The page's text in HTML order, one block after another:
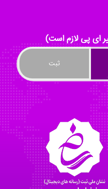
Radman Amini
Mohammad
Tavan
akhtar shahsavandi
ای پی لازم است)